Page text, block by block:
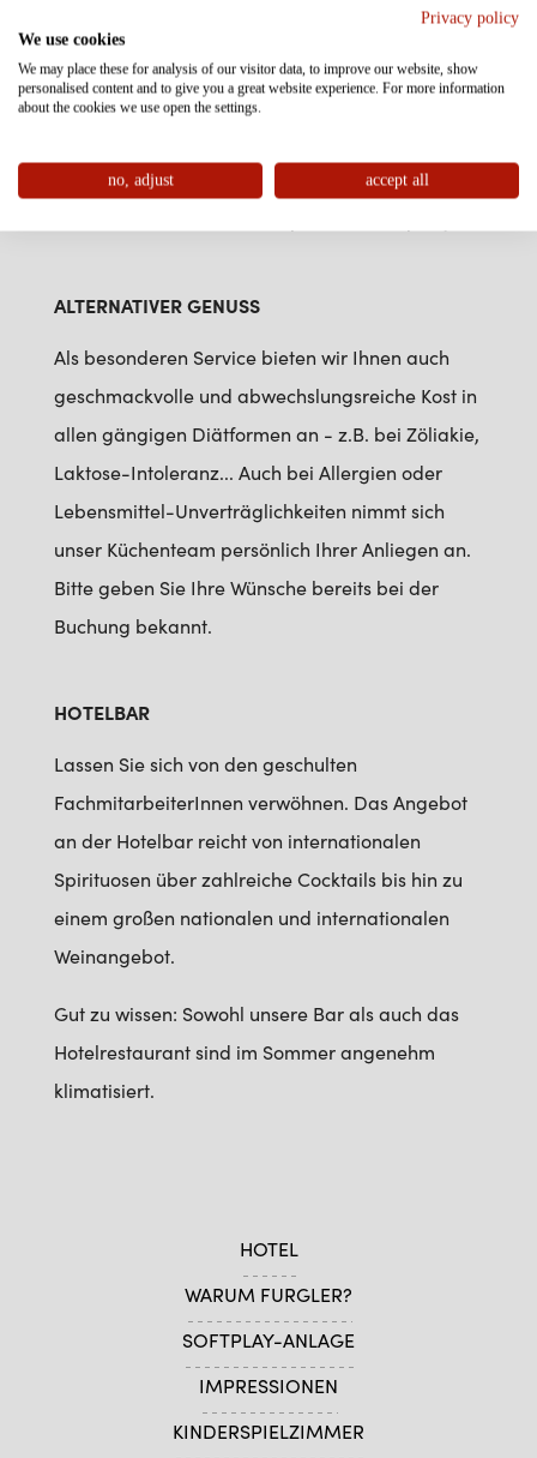
Kinder erfahrungsgemäß immer recht schnell mit
dem Essen fertig sind, bieten wir für diese unser
beliebtes Kinderbuffet an! Kinder, welche sich
befinden, werden selbstverständlich dem Alter
ALTERNATIVER GENUSS
Als besonderen Service bieten wir Ihnen auch
geschmackvolle und abwechslungsreiche Kost in
allen gängigen Diätformen an - z.B. bei Zöliakie,
Laktose-Intoleranz... Auch bei Allergien oder
Lebensmittel-Unverträglichkeiten nimmt sich
unser Küchenteam persönlich Ihrer Anliegen an.
Bitte geben Sie Ihre Wünsche bereits bei der
Buchung bekannt.
HOTELBAR
Lassen Sie sich von den geschulten
FachmitarbeiterInnen verwöhnen. Das Angebot
an der Hotelbar reicht von internationalen
Spirituosen über zahlreiche Cocktails bis hin zu
einem großen nationalen und internationalen
Weinangebot.
Gut zu wissen: Sowohl unsere Bar als auch das
Hotelrestaurant sind im Sommer angenehm
klimatisiert.
HOTEL
WARUM FURGLER?
SOFTPLAY-ANLAGE
IMPRESSIONEN
KINDERSPIELZIMMER
Privacy policy
We use cookies
We may place these for analysis of our visitor data, to improve our website, show
personalised content and to give you a great website experience. For more information
about the cookies we use open the settings.
no, adjust accept all